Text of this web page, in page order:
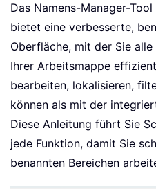
Das Namens-Manager-
bietet eine verbesserte,
Oberfläche, mit der Sie
Ihrer Arbeitsmappe
bearbeiten, lokalisieren,
können als mit der
Diese Anleitung führt Sie
jede Funktion, damit Sie
benannten Bereichen